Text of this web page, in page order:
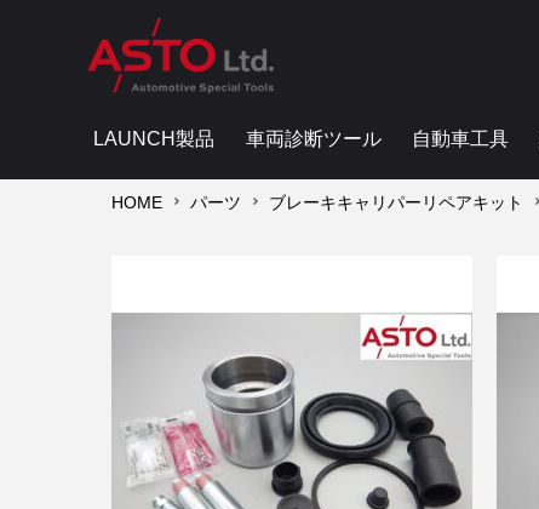
LAUNCH製品 車両診断ツール 自動車工具
HOME パーツ ブレーキキャリパーリペアキット